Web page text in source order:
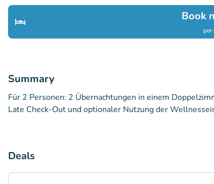
Book
per
Summary
Für 2 Personen: 2 Übernachtungen in einem
Late Check-Out und optionaler Nutzung der
Deals